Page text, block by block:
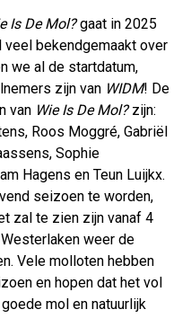
Is De Mol?gaat in 2025
veel bekendgemaakt over
we al de startdatum,
zijn van WIDM! De
van Wie Is De Mol?zijn:
Roos Moggré, Gabriël
Sophie
Hagens en Teun Luijkx.
seizoen te worden,
zal te zien zijn vanaf 4
weer de
Vele molloten hebben
en hopen dat het vol
mol en natuurlijk